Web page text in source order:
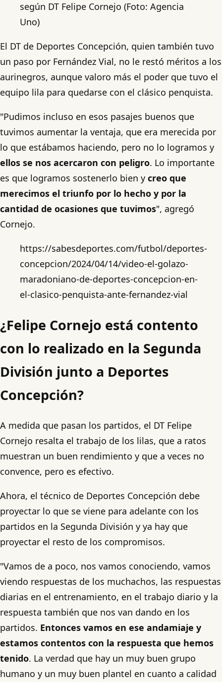
según DT Felipe Cornejo (Foto: Agencia
Uno)
El DT de Deportes Concepción, quien también tuvo
un paso por Fernández Vial, no le restó méritos a los
aurinegros, aunque valoro más el poder que tuvo el
equipo lila para quedarse con el clásico penquista.
"Pudimos incluso en esos pasajes buenos que
tuvimos aumentar la ventaja, que era merecida por
lo que estábamos haciendo, pero no lo logramos y
ellos se nos acercaron con peligro. Lo importante
es que logramos sostenerlo bien y creo que
merecimos el triunfo por lo hecho y por la
cantidad de ocasiones que tuvimos", agregó
Cornejo.
https://sabesdeportes.com/futbol/deportes-
concepcion/2024/04/14/video-el-golazo-
maradoniano-de-deportes-concepcion-en-
el-clasico-penquista-ante-fernandez-vial
¿Felipe Cornejo está contento
con lo realizado en la Segunda
División junto a Deportes
Concepción?
A medida que pasan los partidos, el DT Felipe
Cornejo resalta el trabajo de los lilas, que a ratos
muestran un buen rendimiento y que a veces no
convence, pero es efectivo.
Ahora, el técnico de Deportes Concepción debe
proyectar lo que se viene para adelante con los
partidos en la Segunda División y ya hay que
proyectar el resto de los compromisos.
"Vamos de a poco, nos vamos conociendo, vamos
viendo respuestas de los muchachos, las respuestas
diarias en el entrenamiento, en el trabajo diario y la
respuesta también que nos van dando en los
partidos. Entonces vamos en ese andamiaje y
estamos contentos con la respuesta que hemos
tenido. La verdad que hay un muy buen grupo
humano y un muy buen plantel en cuanto a calidad